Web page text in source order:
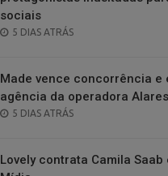
sociais
POSTED
5 DIAS ATRÁS
Made vence concorrência e
agência da operadora Alares
POSTED
5 DIAS ATRÁS
Lovely contrata Camila Saab